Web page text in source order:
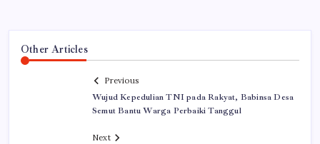
Other Articles
Previous
Wujud Kepedulian TNI pada Rakyat, Babinsa Desa
Semut Bantu Warga Perbaiki Tanggul
Next